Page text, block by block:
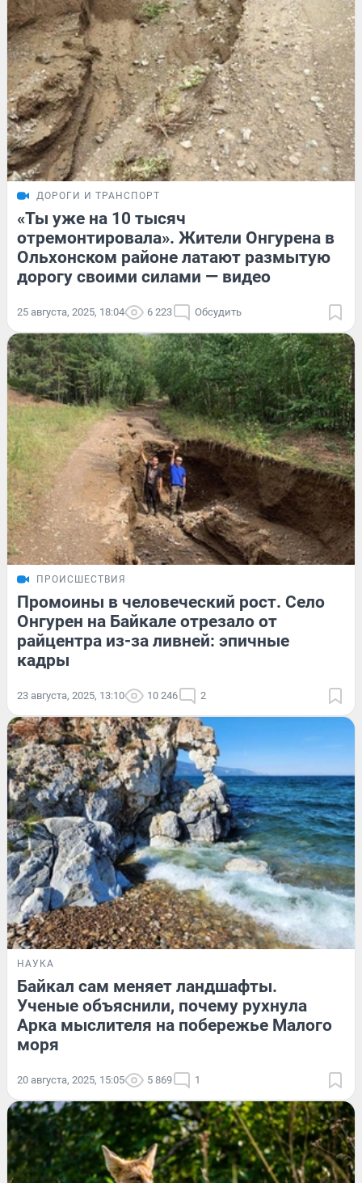
ДОРОГИ И ТРАНСПОРТ
«Ты уже на 10 тысяч
отремонтировала». Жители Онгурена в
Ольхонском районе латают размытую
дорогу своими силами — видео
25 августа, 2025, 18:04 6 223 Обсудить
ПРОИСШЕСТВИЯ
Промоины в человеческий рост. Село
Онгурен на Байкале отрезало от
райцентра из-за ливней: эпичные
кадры
23 августа, 2025, 13:10 10 246 2
НАУКА
Байкал сам меняет ландшафты.
Ученые объяснили, почему рухнула
Арка мыслителя на побережье Малого
моря
20 августа, 2025, 15:05 5 869 1